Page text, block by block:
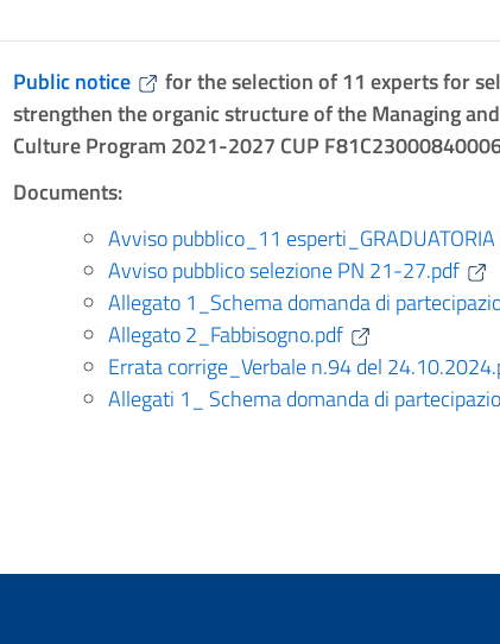
Public notice
for the selection of 11 experts for
strengthen the organic structure of the Managing
Culture Program 2021-2027 CUP
Documents:
Avviso pubblico_11
Avviso pubblico selezione PN 21-27.pdf
Allegato 1_Schema domanda di
Allegato 2_Fabbisogno.pdf
Errata corrige_Verbale n.94 del
Allegati 1_ Schema domanda di